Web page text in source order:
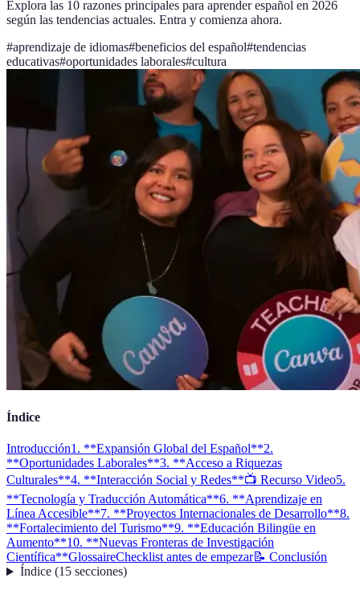
Explora las 10 razones principales para aprender español en 2026
según las tendencias actuales. Entra y comienza ahora.
#aprendizaje de idiomas#beneficios del español#tendencias
educativas#oportunidades laborales#cultura
Índice
Introducción1. **Expansión Global del Español**2.
**Oportunidades Laborales**3. **Acceso a Riquezas
Culturales**4. **Interacción Social y Redes**📺 Recurso Video5.
**Tecnología y Traducción Automática**6. **Aprendizaje en
Línea Accesible**7. **Proyectos Internacionales de Desarrollo**8.
**Fortalecimiento del Turismo**9. **Educación Bilingüe en
Aumento**10. **Nuevas Fronteras de Investigación
Científica**GlossaireChecklist antes de empezar📝 Conclusión
Índice(15 secciones)